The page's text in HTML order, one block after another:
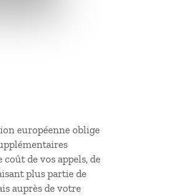
européenne oblige
coût de vos appels, de
plus partie de
auprès de votre